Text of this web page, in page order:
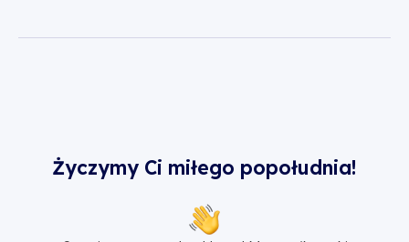
Życzymy Ci miłego popołudnia!